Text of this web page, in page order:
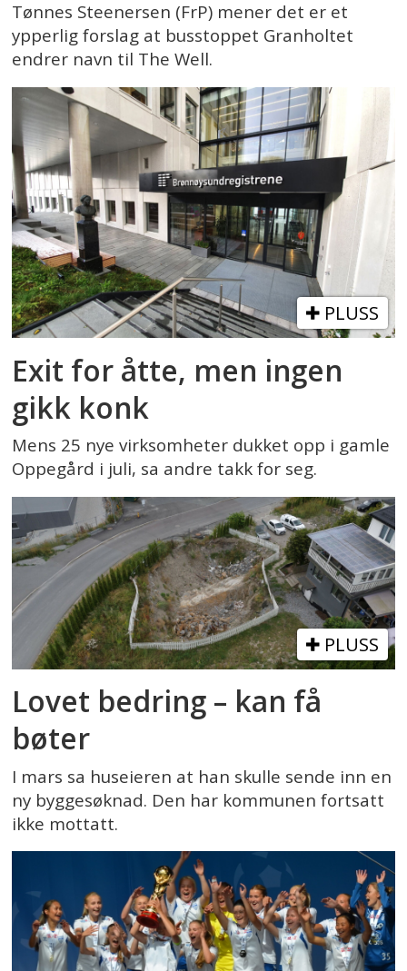
Tønnes Steenersen (FrP) mener det er et
ypperlig forslag at busstoppet Granholtet
endrer navn til The Well.
PLUSS
Exit for åtte, men ingen
gikk konk
Mens 25 nye virksomheter dukket opp i gamle
Oppegård i juli, sa andre takk for seg.
PLUSS
Lovet bedring – kan få
bøter
I mars sa huseieren at han skulle sende inn en
ny byggesøknad. Den har kommunen fortsatt
ikke mottatt.